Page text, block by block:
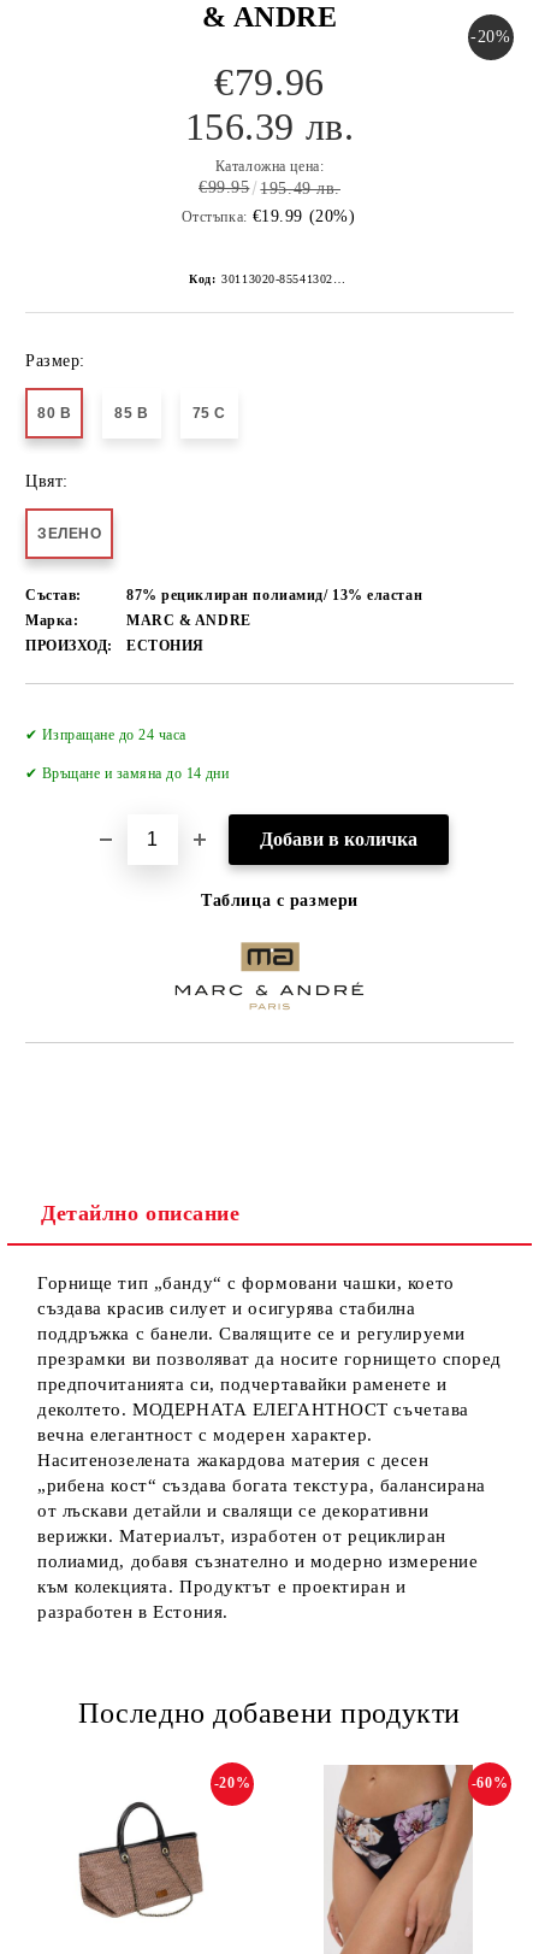
& ANDRE
-20%
€79.96
156.39 лв.
Каталожна цена:
€99.95 195.49 лв.
Отстъпка: €19.99 (20%)
Код: 30113020-8554130267152268849
Размер:
80 B 85 B 75 C
Цвят:
ЗЕЛЕНО
Състав:
87% рециклиран полиамид/ 13% еластан
Марка:
MARC & ANDRE
ПРОИЗХОД:
ЕСТОНИЯ
✔ Изпращане до 24 часа
✔ Връщане и замяна до 14 дни
Таблица с размери
Детайлно описание
Горнище тип „банду“ с формовани чашки, което
създава красив силует и осигурява стабилна
поддръжка с банели. Свалящите се и регулируеми
презрамки ви позволяват да носите горнището според
предпочитанията си, подчертавайки раменете и
деколтето. МОДЕРНАТА ЕЛЕГАНТНОСТ съчетава
вечна елегантност с модерен характер.
Наситенозелената жакардова материя с десен
„рибена кост“ създава богата текстура, балансирана
от лъскави детайли и свалящи се декоративни
верижки. Материалът, изработен от рециклиран
полиамид, добавя съзнателно и модерно измерение
към колекцията. Продуктът е проектиран и
разработен в Естония.
Последно добавени продукти
-20% -60%